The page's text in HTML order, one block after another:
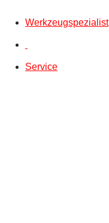
Werkzeugspezialist
Service